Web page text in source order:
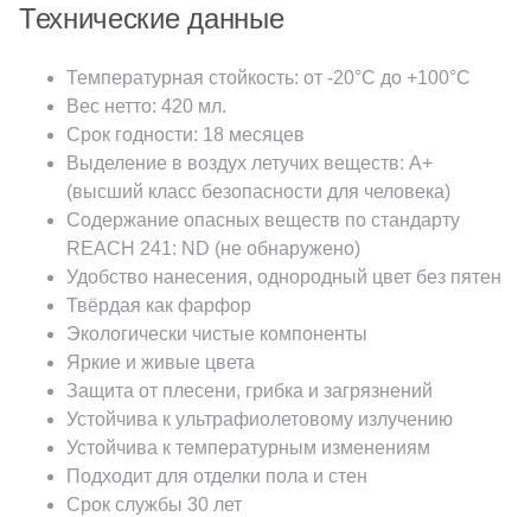
Из красной глины
Технические данные
Температурная стойкость: от -20°C до +100°C
Вес нетто: 420 мл.
Срок годности: 18 месяцев
Выделение в воздух летучих веществ: А+
(высший класс безопасности для человека)
Содержание опасных веществ по стандарту
REACH 241: ND (не обнаружено)
Удобство нанесения, однородный цвет без пятен
Твёрдая как фарфор
Экологически чистые компоненты
Яркие и живые цвета
Защита от плесени, грибка и загрязнений
Устойчива к ультрафиолетовому излучению
Устойчива к температурным изменениям
Подходит для отделки пола и стен
Срок службы 30 лет